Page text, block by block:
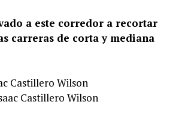
a este corredor a recortar
carreras de corta y mediana
Castillero Wilson
Castillero Wilson